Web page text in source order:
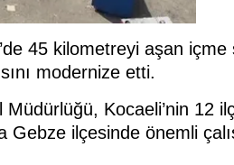
45 kilometreyi aşan içme
modernize etti.
Kocaeli’nin 12
Gebze ilçesinde önemli